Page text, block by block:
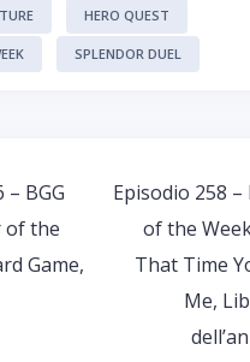
HERO QUEST
SPLENDOR DUEL
– BGG
of the
Game,
Episodio 258
of the
That Time
Me,